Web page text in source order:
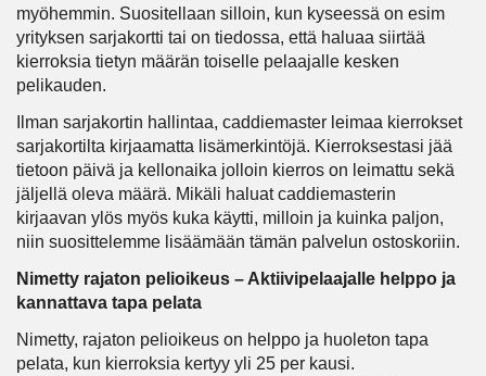
myöhemmin. Suositellaan silloin, kun kyseessä on esim
yrityksen sarjakortti tai on tiedossa, että haluaa siirtää
kierroksia tietyn määrän toiselle pelaajalle kesken
pelikauden.
Ilman sarjakortin hallintaa, caddiemaster leimaa kierrokset
sarjakortilta kirjaamatta lisämerkintöjä. Kierroksestasi jää
tietoon päivä ja kellonaika jolloin kierros on leimattu sekä
jäljellä oleva määrä. Mikäli haluat caddiemasterin
kirjaavan ylös myös kuka käytti, milloin ja kuinka paljon,
niin suosittelemme lisäämään tämän palvelun ostoskoriin.
Nimetty rajaton pelioikeus – Aktiivipelaajalle helppo ja
kannattava tapa pelata
Nimetty, rajaton pelioikeus on helppo ja huoleton tapa
pelata, kun kierroksia kertyy yli 25 per kausi.